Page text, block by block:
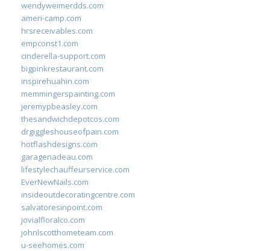
wendyweimerdds.com
ameri-camp.com
hrsreceivables.com
empconst1.com
cinderella-support.com
bigpinkrestaurant.com
inspirehuahin.com
memmingerspainting.com
jeremypbeasley.com
thesandwichdepotcos.com
drgiggleshouseofpain.com
hotflashdesigns.com
garagenadeau.com
lifestylechauffeurservice.com
EverNewNails.com
insideoutdecoratingcentre.com
salvatoresinpoint.com
jovialfloralco.com
johnlscotthometeam.com
u-seehomes.com